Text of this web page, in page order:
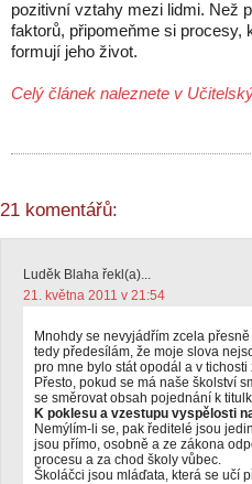
pozitivní vztahy mezi lidmi. Než
faktorů, připomeňme si procesy,
formují jeho život.
Celý článek naleznete v
21 komentářů:
Luděk Blaha řekl(a)...
21. května 2011 v 21:54
Mnohdy se nevyjádřím zcela
tedy předesílám, že moje slova
pro mne bylo stát opodál a v
Přesto, pokud se má naše školství
se směrovat obsah pojednání k
K poklesu a vzestupu vyspělosti
Nemýlím-li se, pak ředitelé jsou
jsou přímo, osobně a ze zákona
procesu a za chod školy vůbec.
Školáčci jsou mláďata, která se učí